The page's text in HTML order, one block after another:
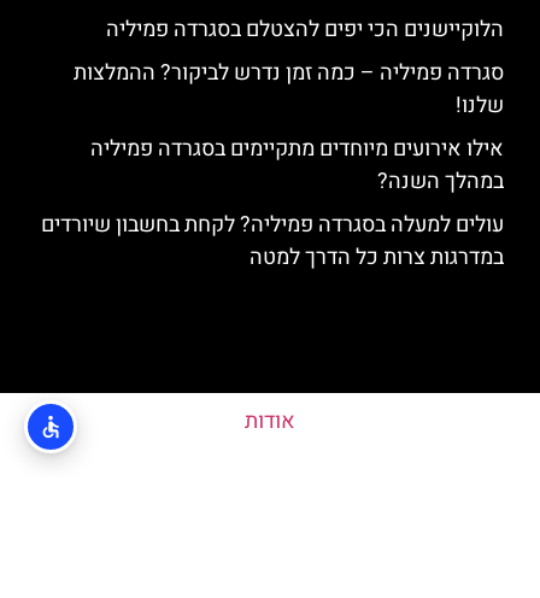
הלוקיישנים הכי יפים להצטלם בסגרדה פמיליה
סגרדה פמיליה – כמה זמן נדרש לביקור? ההמלצות
שלנו!
אילו אירועים מיוחדים מתקיימים בסגרדה פמיליה
במהלך השנה?
עולים למעלה בסגרדה פמיליה? לקחת בחשבון שיורדים
במדרגות צרות כל הדרך למטה
אודות